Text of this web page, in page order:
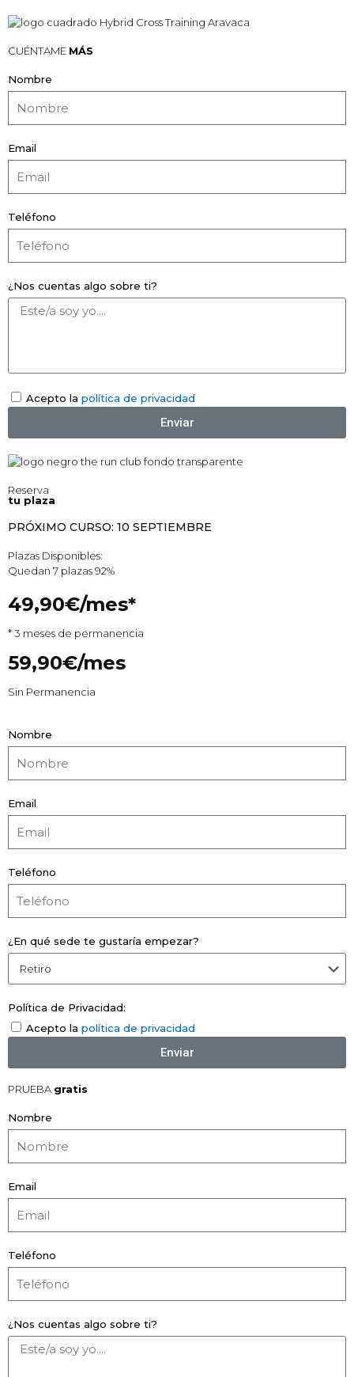
CUÉNTAME MÁS
Nombre
Email
Teléfono
¿Nos cuentas algo sobre ti?
Acepto la política de privacidad
Enviar
Reserva
tu plaza
PRÓXIMO CURSO: 10 SEPTIEMBRE
Plazas Disponibles:
Quedan 7 plazas92%
49,90€/mes*
* 3 meses de permanencia
59,90€/mes
Sin Permanencia
Nombre
Email
Teléfono
¿En qué sede te gustaría empezar?
Política de Privacidad:
Acepto la política de privacidad
Enviar
PRUEBA gratis
Nombre
Email
Teléfono
¿Nos cuentas algo sobre ti?